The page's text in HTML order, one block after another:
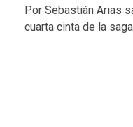
Por Sebastián Arias
cuarta cinta de la